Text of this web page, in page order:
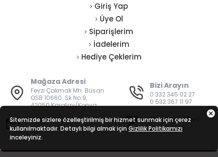
Giriş Yap
Üye Ol
Siparişlerim
İadelerim
Hediye Çeklerim
Mağaza Adresi
Fevzi Çakmak Mh. Büsan
OSB 10660. Sk No:9,
42050 Karatay/Konya
Bizi Arayın
0 332 345 02 27
0 532 367 11 97
E-Posta
bilgi@vatanisguvenligi.com
Mesai Saatleri
08:00 - 19:00
Sitemizde sizlere özelleştirilmiş bir hizmet sunmak için çerez
kullanılmaktadır. Detaylı bilgi almak için Gizlilik Politikamızı
inceleyiniz.